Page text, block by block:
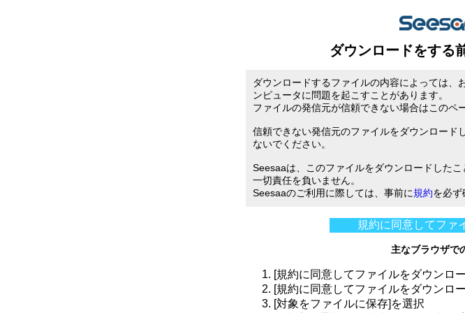
ダウンロードをする
ダウンロードするファイルの内容によっては、
ンピュータに問題を起こすことがあります。
ファイルの発信元が信頼できない場合はこのペ
信頼できない発信元のファイルをダウンロード
ないでください。
Seesaaは、このファイルをダウンロードした
一切責任を負いません。
Seesaaのご利用に際しては、事前に規約を必ず
規約に同意してファ
主なブラウザで
[規約に同意してファイルをダウンロ
[規約に同意してファイルをダウンロ
[対象をファイルに保存]を選択